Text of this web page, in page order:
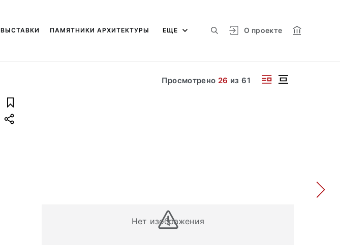
О проекте
ВЫСТАВКИ ПАМЯТНИКИ АРХИТЕКТУРЫ ЕЩЕ
Просмотрено 26 из61
Нет изображения